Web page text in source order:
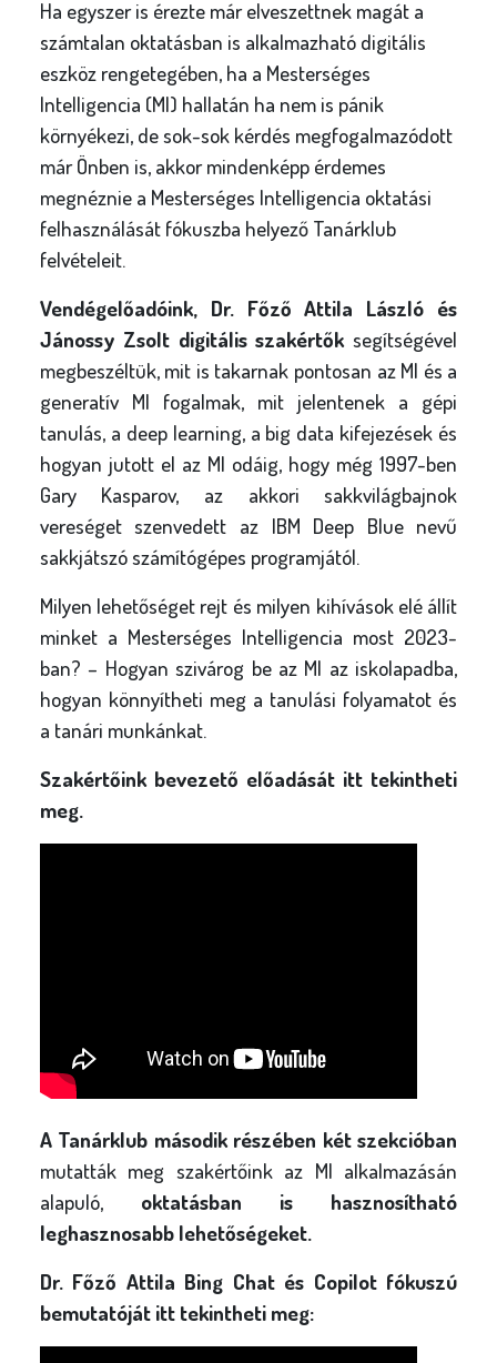
Ha egyszer is érezte már elveszettnek magát a
számtalan oktatásban is alkalmazható digitális
eszköz rengetegében, ha a Mesterséges
Intelligencia (MI) hallatán ha nem is pánik
környékezi, de sok-sok kérdés megfogalmazódott
már Önben is, akkor mindenképp érdemes
megnéznie a Mesterséges Intelligencia oktatási
felhasználását fókuszba helyező Tanárklub
felvételeit.
Vendégelőadóink, Dr. Főző Attila László és
Jánossy Zsolt digitális szakértőksegítségével
megbeszéltük, mit is takarnak pontosan az MI és a
generatív MI fogalmak, mit jelentenek a gépi
tanulás, a deep learning, a big data kifejezések és
hogyan jutott el az MI odáig, hogy még 1997-ben
Gary Kasparov, az akkori sakkvilágbajnok
vereséget szenvedett az IBM Deep Blue nevű
sakkjátszó számítógépes programjától.
Milyen lehetőséget rejt és milyen kihívások elé állít
minket a Mesterséges Intelligencia most 2023-
ban? – Hogyan szivárog be az MI az iskolapadba,
hogyan könnyítheti meg a tanulási folyamatot és
a tanári munkánkat.
Szakértőink bevezető előadását itt tekintheti
meg.
A Tanárklub második részében két szekcióban
mutatták meg szakértőink az MI alkalmazásán
alapuló, oktatásban is hasznosítható
leghasznosabb lehetőségeket.
Dr. Főző Attila Bing Chat és Copilot fókuszú
bemutatóját itt tekintheti meg: